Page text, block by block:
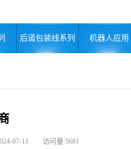
后道包装线系列 机器人应用
07-11 访问量:5681